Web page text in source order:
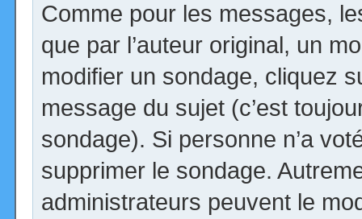
Comme pour les messages,
que par l’auteur original, un
modifier un sondage, cliquez
message du sujet (c’est
sondage). Si personne n’a
supprimer le sondage.
administrateurs peuvent le